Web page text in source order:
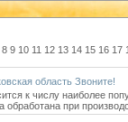
8 9 10 11 12 13 14 15 16 17
область Звоните!
к числу наиболее
обработана при